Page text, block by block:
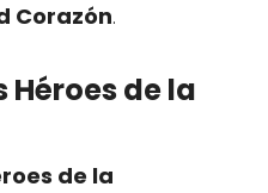
Corazón.
de la
de la